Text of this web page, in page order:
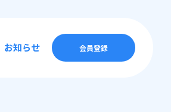
お知らせ 会員登録